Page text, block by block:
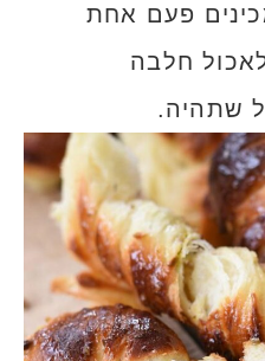
פעם אחת
חלבה
שתהיה.